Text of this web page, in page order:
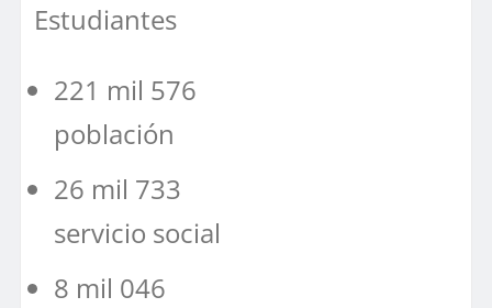
Estudiantes
221 mil 576
población
26 mil 733
servicio social
8 mil 046